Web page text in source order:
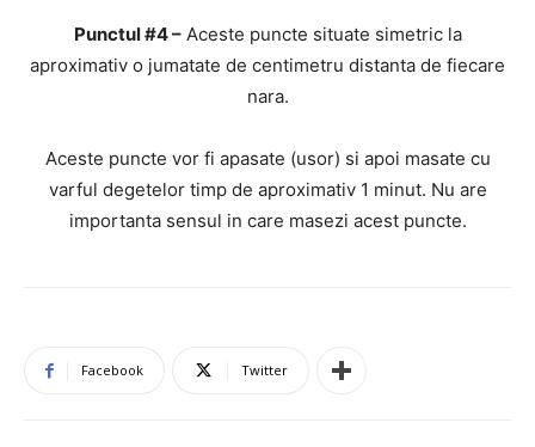
Punctul #4 –Aceste puncte situate simetric la
aproximativ o jumatate de centimetru distanta de fiecare
nara.
Aceste puncte vor fi apasate (usor) si apoi masate cu
varful degetelor timp de aproximativ 1 minut. Nu are
importanta sensul in care masezi acest puncte.
Facebook Twitter